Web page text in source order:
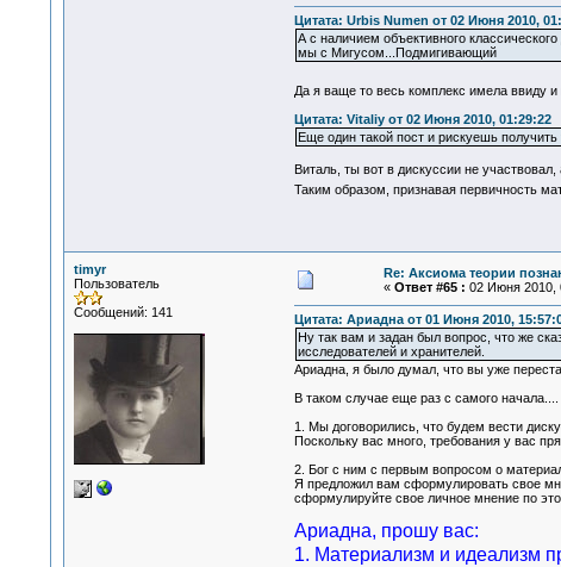
Цитата: Urbis Numen от 02 Июня 2010,
А с наличием объективного
мы с Мигусом...Подмигивающий
Да я ваще то весь комплекс имела ввиду и
Цитата: Vitaliy от 02 Июня 2010, 01:29:22
Еще один такой пост и рискуешь
Виталь, ты вот в дискуссии не
Таким образом, признавая первичность
timyr
Пользователь
Сообщений: 141
Re: Аксиома теории
« Ответ #65 : 02 Июня 2010,
Цитата: Ариадна от 01 Июня 2010,
Ну так вам и задан был вопрос, что же
исследователей и хранителей.
Ариадна, я было думал, что вы уже
В таком случае еще раз с самого начала....
1. Мы договорились, что будем вести
Поскольку вас много, требования у вас
2. Бог с ним с первым вопросом о
Я предложил вам сформулировать свое
сформулируйте свое личное мнение по
Ариадна, прошу вас:
1. Материализм и идеализм